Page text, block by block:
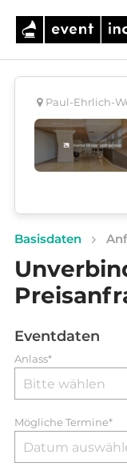
Paul-Ehrlich-
Basisdaten
Eventdaten
Anlass*
Mögliche Termine*